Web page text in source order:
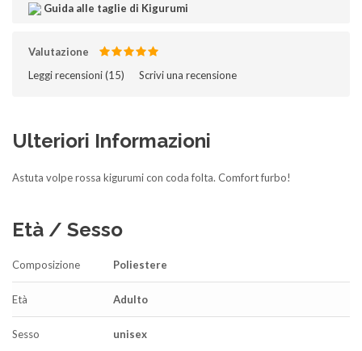
Guida alle taglie di Kigurumi
Valutazione
Leggi recensioni (15)‎ Scrivi una recensione
Ulteriori Informazioni
Astuta volpe rossa kigurumi con coda folta. Comfort furbo!
Età / Sesso
Composizione Poliestere
Età Adulto
Sesso unisex